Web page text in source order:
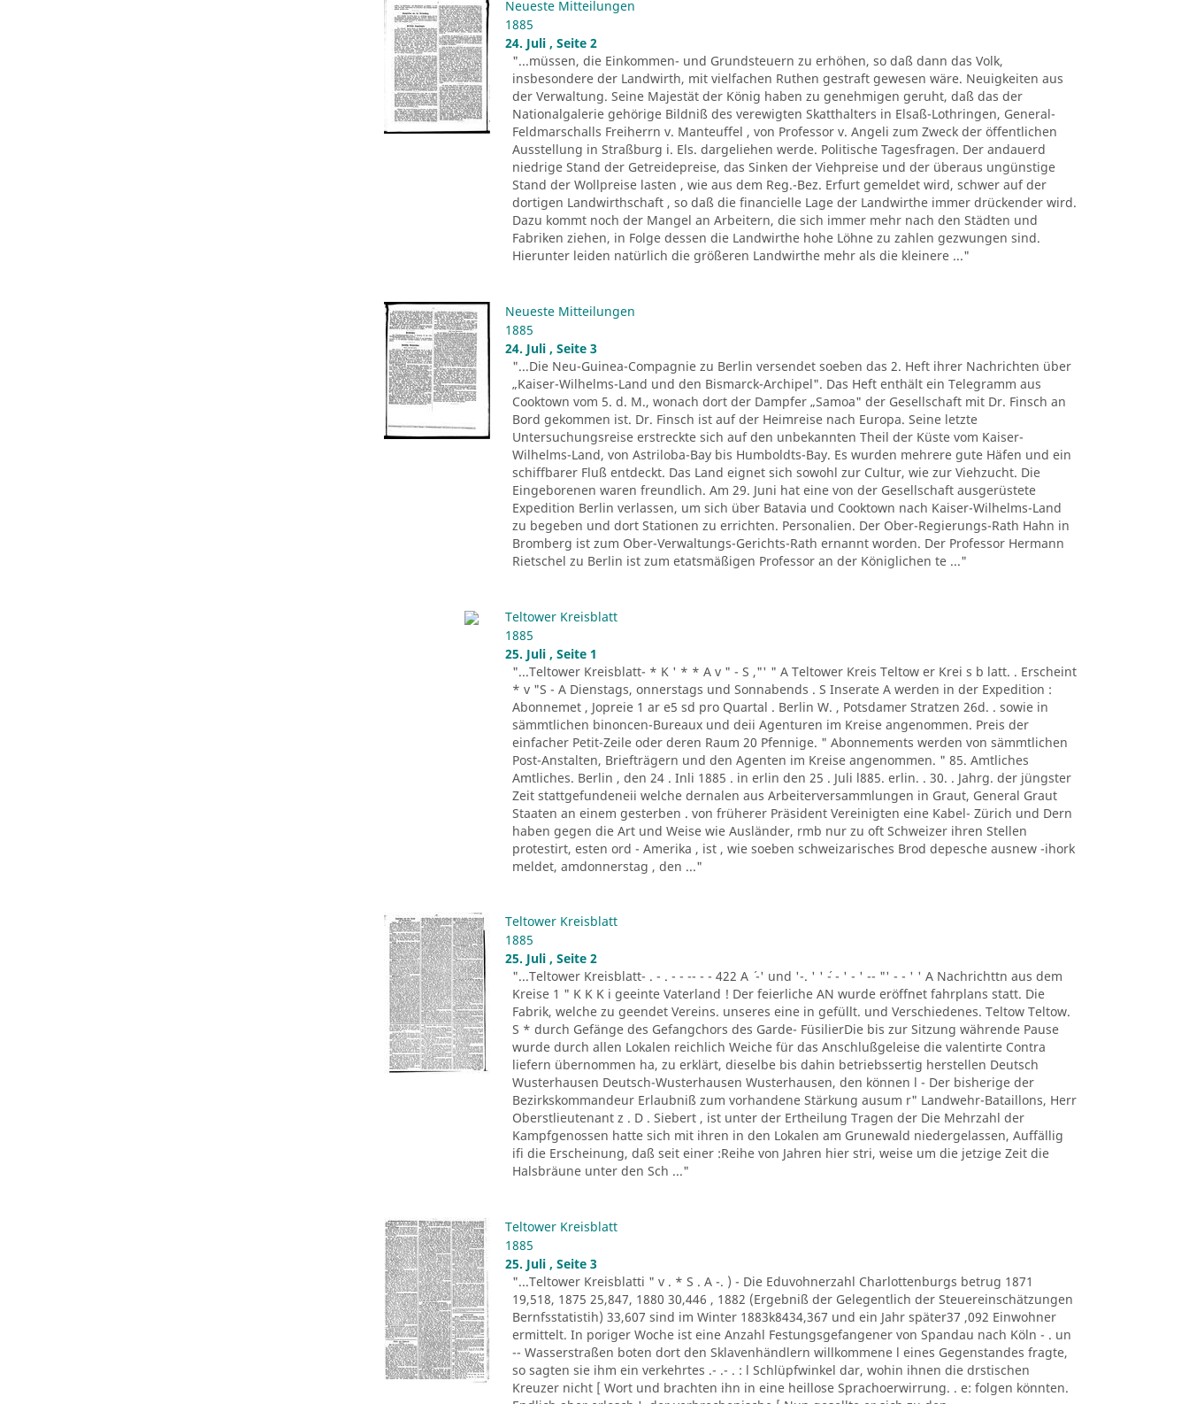
Neueste Mitteilungen
1885
24. Juli , Seite 2
"...müssen, die Einkommen- und Grundsteuern zu erhöhen, so daß dann das Volk,
insbesondere der Landwirth, mit vielfachen Ruthen gestraft gewesen wäre. Neuigkeiten aus
der Verwaltung. Seine Majestät der König haben zu genehmigen geruht, daß das der
Nationalgalerie gehörige Bildniß des verewigten Skatthalters in Elsaß-Lothringen, General-
Feldmarschalls Freiherrn v. Manteuffel , von Professor v. Angeli zum Zweck der öffentlichen
Ausstellung in Straßburg i. Els. dargeliehen werde. Politische Tagesfragen. Der andauerd
niedrige Stand der Getreidepreise, das Sinken der Viehpreise und der überaus ungünstige
Stand der Wollpreise lasten , wie aus dem Reg.-Bez. Erfurt gemeldet wird, schwer auf der
dortigen Landwirthschaft , so daß die financielle Lage der Landwirthe immer drückender wird.
Dazu kommt noch der Mangel an Arbeitern, die sich immer mehr nach den Städten und
Fabriken ziehen, in Folge dessen die Landwirthe hohe Löhne zu zahlen gezwungen sind.
Hierunter leiden natürlich die größeren Landwirthe mehr als die kleinere ..."
Neueste Mitteilungen
1885
24. Juli , Seite 3
"...Die Neu-Guinea-Compagnie zu Berlin versendet soeben das 2. Heft ihrer Nachrichten über
„Kaiser-Wilhelms-Land und den Bismarck-Archipel". Das Heft enthält ein Telegramm aus
Cooktown vom 5. d. M., wonach dort der Dampfer „Samoa" der Gesellschaft mit Dr. Finsch an
Bord gekommen ist. Dr. Finsch ist auf der Heimreise nach Europa. Seine letzte
Untersuchungsreise erstreckte sich auf den unbekannten Theil der Küste vom Kaiser-
Wilhelms-Land, von Astriloba-Bay bis Humboldts-Bay. Es wurden mehrere gute Häfen und ein
schiffbarer Fluß entdeckt. Das Land eignet sich sowohl zur Cultur, wie zur Viehzucht. Die
Eingeborenen waren freundlich. Am 29. Juni hat eine von der Gesellschaft ausgerüstete
Expedition Berlin verlassen, um sich über Batavia und Cooktown nach Kaiser-Wilhelms-Land
zu begeben und dort Stationen zu errichten. Personalien. Der Ober-Regierungs-Rath Hahn in
Bromberg ist zum Ober-Verwaltungs-Gerichts-Rath ernannt worden. Der Professor Hermann
Rietschel zu Berlin ist zum etatsmäßigen Professor an der Königlichen te ..."
Teltower Kreisblatt
1885
25. Juli , Seite 1
"...Teltower Kreisblatt- * K ' * * A v " - S ,"' " A Teltower Kreis Teltow er Krei s b latt. . Erscheint
* v "S - A Dienstags, onnerstags und Sonnabends . S Inserate A werden in der Expedition :
Abonnemet , Jopreie 1 ar e5 sd pro Quartal . Berlin W. , Potsdamer Stratzen 26d. . sowie in
sämmtlichen binoncen-Bureaux und deii Agenturen im Kreise angenommen. Preis der
einfacher Petit-Zeile oder deren Raum 20 Pfennige. " Abonnements werden von sämmtlichen
Post-Anstalten, Briefträgern und den Agenten im Kreise angenommen. " 85. Amtliches
Amtliches. Berlin , den 24 . Inli 1885 . in erlin den 25 . Juli l885. erlin. . 30. . Jahrg. der jüngster
Zeit stattgefundeneii welche dernalen aus Arbeiterversammlungen in Graut, General Graut
Staaten an einem gesterben . von früherer Präsident Vereinigten eine Kabel- Zürich und Dern
haben gegen die Art und Weise wie Ausländer, rmb nur zu oft Schweizer ihren Stellen
protestirt, esten ord - Amerika , ist , wie soeben schweizarisches Brod depesche ausnew -ihork
meldet, amdonnerstag , den ..."
Teltower Kreisblatt
1885
25. Juli , Seite 2
"...Teltower Kreisblatt- . - . - - -- - - 422 A ´ -' und '-. ' ' ´- - ' - ' -- "' - - ' ' A Nachrichttn aus dem
Kreise 1 " K K K i geeinte Vaterland ! Der feierliche AN wurde eröffnet fahrplans statt. Die
Fabrik, welche zu geendet Vereins. unseres eine in gefüllt. und Verschiedenes. Teltow Teltow.
S * durch Gefänge des Gefangchors des Garde- FüsilierDie bis zur Sitzung währende Pause
wurde durch allen Lokalen reichlich Weiche für das Anschlußgeleise die valentirte Contra
liefern übernommen ha, zu erklärt, dieselbe bis dahin betriebssertig herstellen Deutsch
Wusterhausen Deutsch-Wusterhausen Wusterhausen, den können l - Der bisherige der
Bezirkskommandeur Erlaubniß zum vorhandene Stärkung ausum r" Landwehr-Bataillons, Herr
Oberstlieutenant z . D . Siebert , ist unter der Ertheilung Tragen der Die Mehrzahl der
Kampfgenossen hatte sich mit ihren in den Lokalen am Grunewald niedergelassen, Auffällig
ifi die Erscheinung, daß seit einer :Reihe von Jahren hier stri, weise um die jetzige Zeit die
Halsbräune unter den Sch ..."
Teltower Kreisblatt
1885
25. Juli , Seite 3
"...Teltower Kreisblatti " v . * S . A -. ) - Die Eduvohnerzahl Charlottenburgs betrug 1871
19,518, 1875 25,847, 1880 30,446 , 1882 (Ergebniß der Gelegentlich der Steuereinschätzungen
Bernfsstatistih) 33,607 sind im Winter 1883k8434,367 und ein Jahr später37 ,092 Einwohner
ermittelt. In poriger Woche ist eine Anzahl Festungsgefangener von Spandau nach Köln - . un
-- Wasserstraßen boten dort den Sklavenhändlern willkommene l eines Gegenstandes fragte,
so sagten sie ihm ein verkehrtes .- .- . : l Schlüpfwinkel dar, wohin ihnen die drstischen
Kreuzer nicht [ Wort und brachten ihn in eine heillose Sprachoerwirrung. . e: folgen könnten.